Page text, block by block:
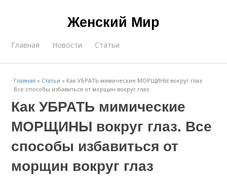
Женский Мир
Главная Новости Статьи
Главная » Статьи » Как УБРАТЬ мимические МОРЩИНЫ вокруг глаз.
Все способы избавиться от морщин вокруг глаз
Как УБРАТЬ мимические
МОРЩИНЫ вокруг глаз. Все
способы избавиться от
морщин вокруг глаз